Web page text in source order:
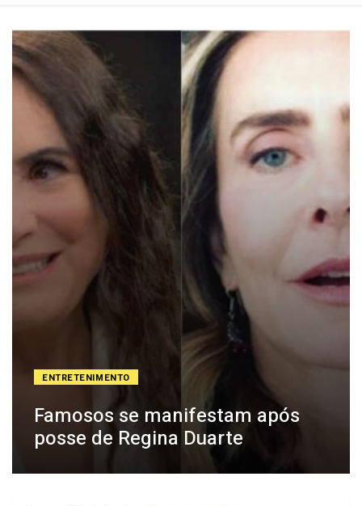
ENTRETENIMENTO
Famosos se manifestam após
posse de Regina Duarte